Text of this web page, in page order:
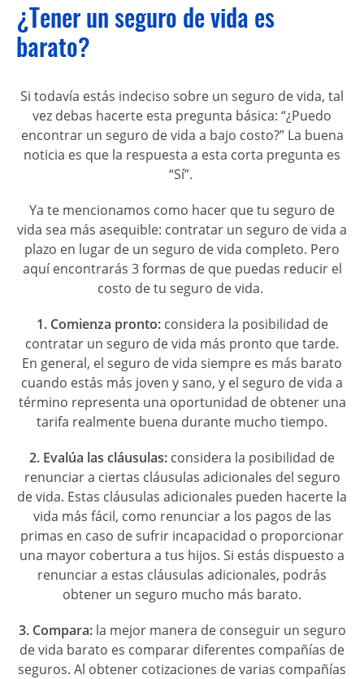
¿Tener un seguro de vida es
barato?
Si todavía estás indeciso sobre un seguro de vida, tal
vez debas hacerte esta pregunta básica: “¿Puedo
encontrar un seguro de vida a bajo costo?” La buena
noticia es que la respuesta a esta corta pregunta es
“Sí”.
Ya te mencionamos como hacer quetu seguro de
vida sea más asequible: contratar un seguro de vida a
plazo en lugar de un seguro de vida completo. Pero
aquí encontrarás 3 formas de que puedas reducir el
costo de tu seguro de vida.
1. Comienza pronto:considera la posibilidad de
contratar un seguro de vida más pronto que tarde.
En general, el seguro de vida siempre es más barato
cuando estás más joven y sano, y el seguro de vida a
término representa una oportunidad de obtener una
tarifa realmente buena durante mucho tiempo.
2. Evalúa las cláusulas: considera la posibilidad de
renunciar a ciertas cláusulas adicionales del seguro
de vida. Estas cláusulas adicionales pueden hacerte la
vida más fácil, como renunciar a los pagos de las
primas en caso desufrir incapacidad o proporcionar
una mayor cobertura a tus hijos. Si estás dispuesto a
renunciar a estas cláusulas adicionales, podrás
obtener un seguro mucho más barato.
3. Compara:la mejor manera de conseguir un seguro
de vida barato es comparar diferentes compañías de
seguros. Al obtener cotizaciones devarias compañías